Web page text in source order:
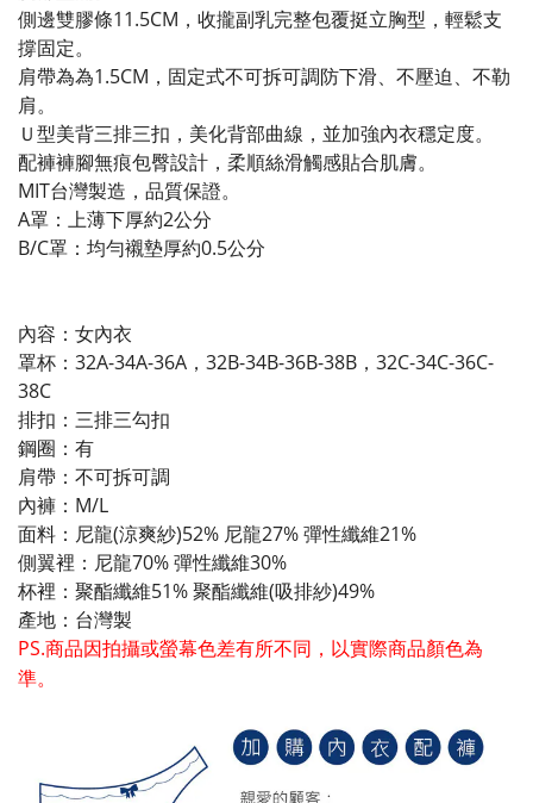
側邊雙膠條11.5CM，收攏副乳完整包覆挺立胸型，輕鬆支
撐固定。
肩帶為為1.5CM，固定式不可拆可調防下滑、不壓迫、不勒
肩。
Ｕ型美背三排三扣，美化背部曲線，並加強內衣穩定度。
配褲褲腳無痕包臀設計，柔順絲滑觸感貼合肌膚。
MIT台灣製造，品質保證。
A罩：上薄下厚約2公分
B/C罩：均勻襯墊厚約0.5公分
內容：女內衣
罩杯：32A-34A-36A，32B-34B-36B-38B，32C-34C-36C-
38C
排扣：三排三勾扣
鋼圈：有
肩帶：不可拆可調
內褲：M/L
面料：尼龍(涼爽紗)52% 尼龍27% 彈性纖維21%
側翼裡：尼龍70% 彈性纖維30%
杯裡：聚酯纖維51% 聚酯纖維(吸排紗)49%
產地：台灣製
PS.商品因拍攝或螢幕色差有所不同，以實際商品顏色為
準。